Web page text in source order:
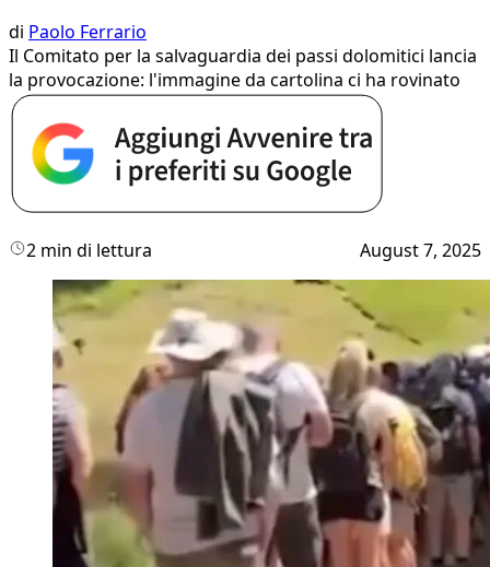
di Paolo Ferrario
Il Comitato per la salvaguardia dei passi dolomitici lancia
la provocazione: l'immagine da cartolina ci ha rovinato
2 min di lettura August 7, 2025